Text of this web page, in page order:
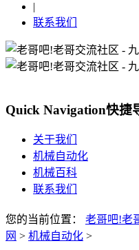
|
联系我们
Quick Navigation快捷
关于我们
机械自动化
机械百科
联系我们
您的当前位置： 老哥吧!老
网 > 机械自动化 >